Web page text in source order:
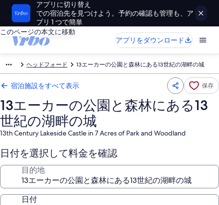
アプリに切り替え
での宿泊先を見つけよう。予約の確認も管理も、ア
プリ 1 つで簡単
このページの本文に移動
アプリをダウンロード
ヘッドフォード 13エーカーの公園と森林にある13世紀の湖畔の城
宿泊施設をすべて表示 保存
13エーカーの公園と森林にある13
世紀の湖畔の城
13th Century Lakeside Castle in 7 Acres of Park and Woodland
日付を選択して料金を確認
目的地
日付